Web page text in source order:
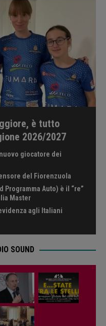
è tutto
2026/2027
giocatore dei
del Fiorenzuola
Programma Auto) è il “re”
Master
agli Italiani
SOUND